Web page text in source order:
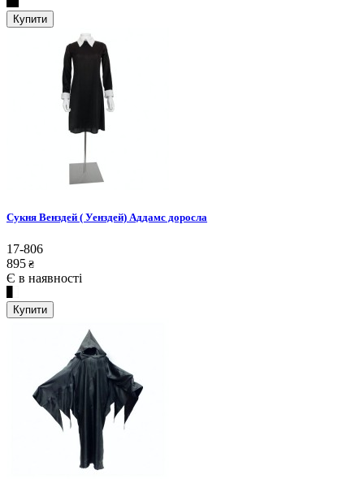
Купити
Сукня Венздей ( Уенздей) Аддамс доросла
17-806
895 ₴
Є в наявності
Купити